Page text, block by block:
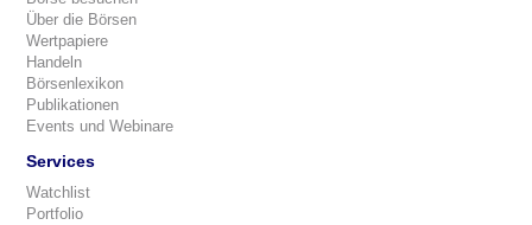
Über die Börsen
Wertpapiere
Handeln
Börsenlexikon
Publikationen
Events und Webinare
Services
Watchlist
Portfolio